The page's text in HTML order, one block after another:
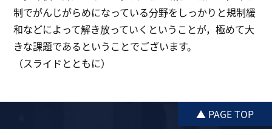
制でがんじがらめになっている分野をしっかりと規制緩
和などによって解き放っていくということが，極めて大
きな課題であるということでございます。
（スライドとともに）
▲ PAGE TOP